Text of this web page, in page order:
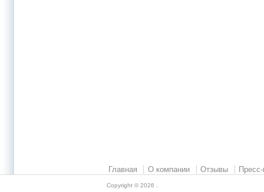
Главная О компании Отзывы
Copyright © 2026 .